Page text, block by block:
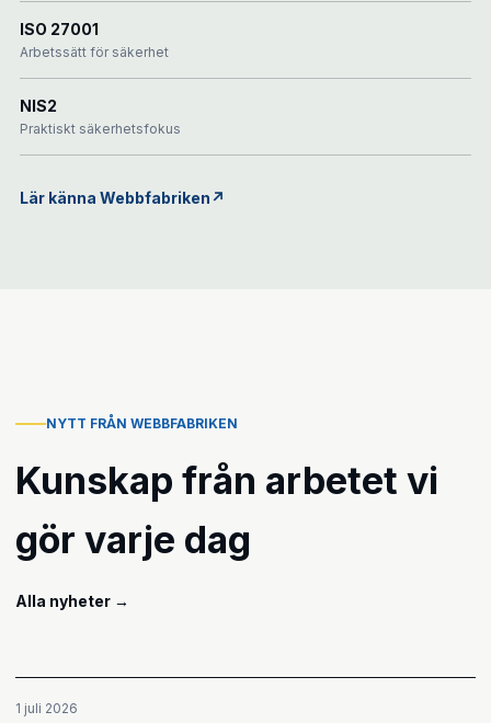
ISO 27001
Arbetssätt för säkerhet
NIS2
Praktiskt säkerhetsfokus
Lär känna Webbfabriken↗
NYTT FRÅN WEBBFABRIKEN
Kunskap från arbetet vi
gör varje dag
Alla nyheter →
1 juli 2026